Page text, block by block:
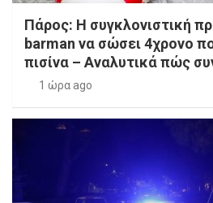
Πάρος: Η συγκλονιστική
barman να σώσει 4χρονο
πισίνα – Αναλυτικά πώς
1 ώρα ago